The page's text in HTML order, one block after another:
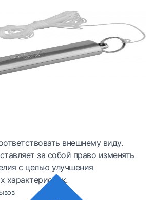
внешнему виду.
за собой право изменять
с целью улучшения
характеристик.